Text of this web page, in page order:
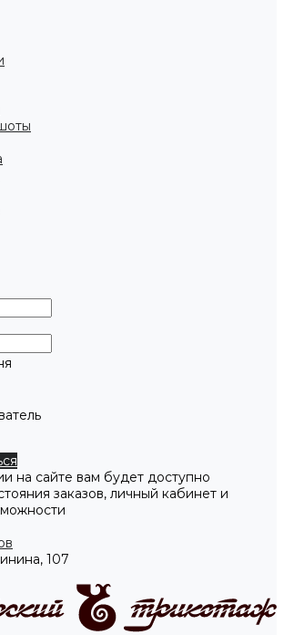
на сайте вам будет доступно
заказов, личный кабинет и
107